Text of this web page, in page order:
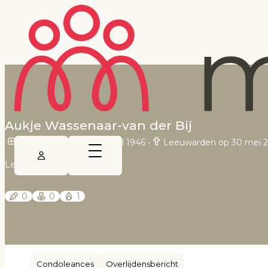
Aukje Wassenaar-van der Bij
Rinsumageast op 29 april 1946 • Leeuwarden op 30 mei
Leeuwarder Courant
0 0 1
Condoleances Overlijdensbericht